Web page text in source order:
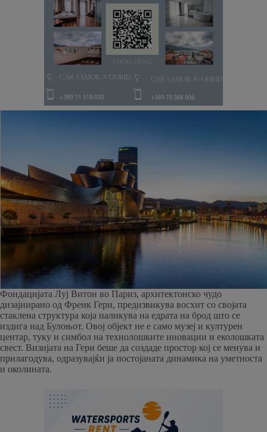
Фондацијата Луј Витон во Париз, архитектонско чудо
дизајнирано од Френк Гери, предизвикува восхит со својата
стаклена структура која наликува на едрата на брод што се
издига над Булоњот. Овој објект не е само музеј и културен
центар, туку и симбол на технолошките иновации и еколошката
свест. Визијата на Гери беше да создаде простор кој се менува и
прилагодува, одразувајќи ја постојаната динамика на уметноста
и околината.